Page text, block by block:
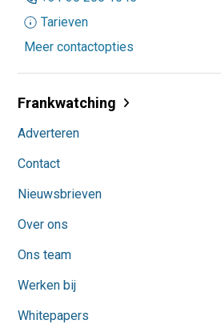
Tarieven
Meer contactopties
Frankwatching
Adverteren
Contact
Nieuwsbrieven
Over ons
Ons team
Werken bij
Whitepapers